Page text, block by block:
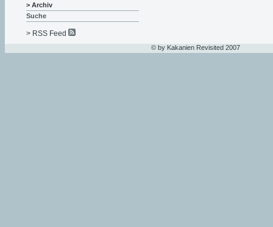
> Archiv
Suche
> RSS Feed
© by Kakanien Revisited 2007